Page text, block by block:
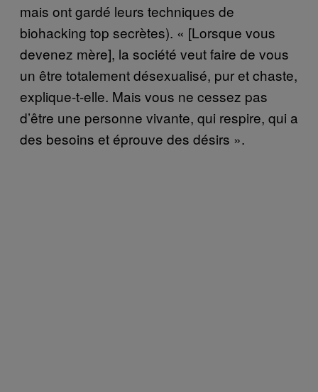
mais ont gardé leurs techniques de
biohacking top secrètes). « [Lorsque vous
devenez mère], la société veut faire de vous
un être totalement désexualisé, pur et chaste,
explique-t-elle. Mais vous ne cessez pas
d’être une personne vivante, qui respire, qui a
des besoins et éprouve des désirs ».